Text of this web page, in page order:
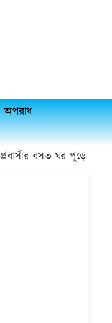
অপরাধ
বসত ঘর পুড়ে ১৫ লাখ